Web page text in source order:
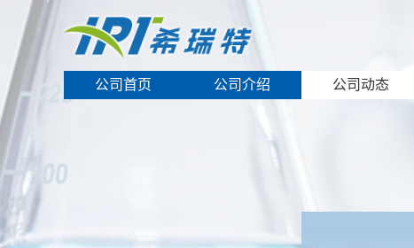
公司首页 公司介绍 公司动态